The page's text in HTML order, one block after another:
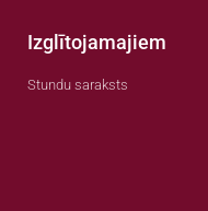
Izglītojamajiem
Stundu saraksts